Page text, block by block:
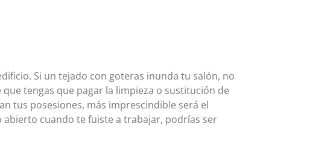
Si un tejado con goteras inunda tu salón, no
tengas que pagar la limpieza o sustitución de
tus posesiones, más imprescindible será el
abierto cuando te fuiste a trabajar, podrías ser